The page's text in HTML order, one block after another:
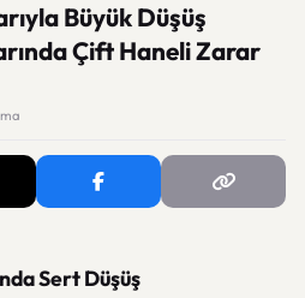
Büyük Düşüş
Çift Haneli Zarar
Sert Düşüş